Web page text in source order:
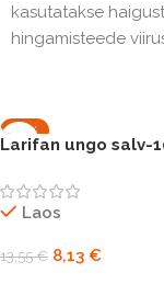
kasutatakse
hingamisteede
-40%
Larifan ungo salv-
Laos
13,55€ 8,13 €